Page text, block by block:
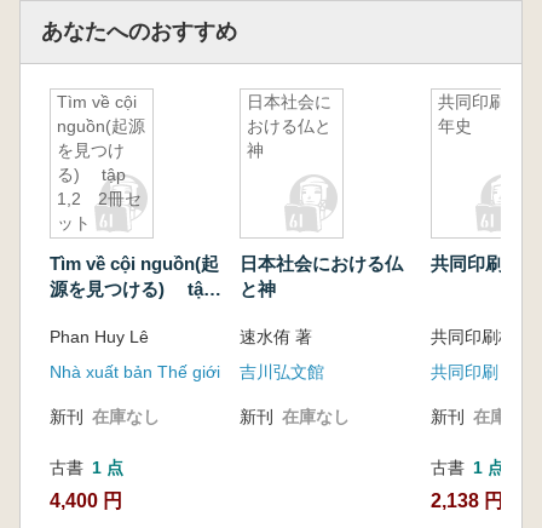
あなたへのおすすめ
Tìm về cội
nguồn(起源
を見つけ
る) tập
1,2 2冊セ
ット
Tìm về cội nguồn(起
源を見つける) tập
Phan Huy Lê
Nhà xuất bản Thế giới
新刊 在庫なし
古書 1 点
4,400 円
日本社会に
おける仏と
神
日本社会における仏
と神
速水侑 著
吉川弘文館
新刊 在庫なし
共同印刷百
年史
共同印刷百
共同印刷
新刊 在庫なし
古書 1 点
2,138 円